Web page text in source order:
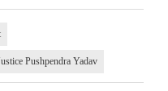
Pushpendra Yadav